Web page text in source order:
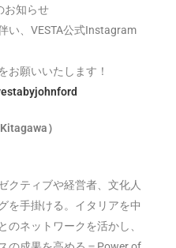
お知らせ
い、VESTA公式Instagram
お願いいたします！
）
クティブや経営者、文化人
を手掛ける。イタリアを中
のネットワークを活かし、